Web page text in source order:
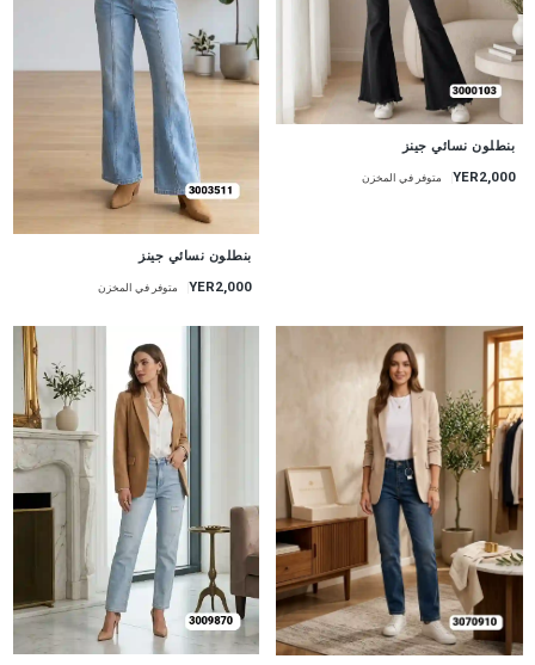
جديد
بنطلون نسائي جينز
YER2,000 متوفر في المخزن
بنطلون نسائي جينز
YER2,000 متوفر في المخزن